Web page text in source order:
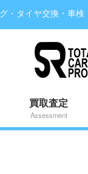
・タイヤ交換・車検
買取査定
Assessment